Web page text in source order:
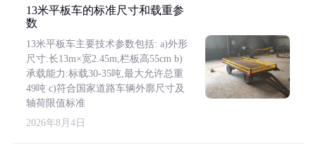
13米平板车的标准尺寸和载重参
数
13米平板车主要技术参数包括: a)外形
尺寸:长13m×宽2.45m,栏板高55cm b)
承载能力:标载30-35吨,最大允许总重
49吨 c)符合国家道路车辆外廓尺寸及
轴荷限值标准
2026年8月4日